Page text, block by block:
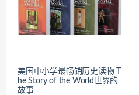
美国中小学最畅销历史读物 T
he Story of the World世界的
故事